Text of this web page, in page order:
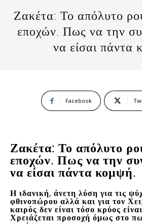
Ζακέτα: Το απόλυτο
εποχών. Πως να την
να είσαι πάντα
Facebook
Ζακέτα: Το απόλυτο
εποχών. Πως να την
να είσαι πάντα κομψή.
Η ιδανική, άνετη λύση για τις
φθινοπώρου αλλά και για τον
καιρός δεν είναι τόσο κρύος
Χρειάζεται προσοχή όμως στο